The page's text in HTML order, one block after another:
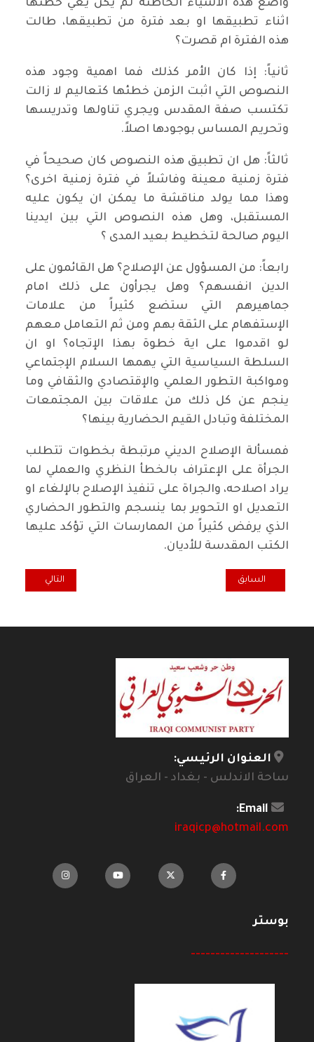
واضع هذه الاشياء الخاطئة لم يكن يعي خطئها
اثناء تطبيقها او بعد فترة من تطبيقها، طالت
هذه الفترة ام قصرت؟
ثانياً: إذا كان الأمر كذلك فما اهمية وجود هذه
النصوص التي اثبت الزمن خطئها كتعاليم لا زالت
تكتسب صفة المقدس ويجري تناولها وتدريسها
وتحريم المساس بوجودها اصلاً.
ثالثاً: هل ان تطبيق هذه النصوص كان صحيحاً في
فترة زمنية معينة وفاشلاً في فترة زمنية اخرى؟
وهذا مما يولد مناقشة ما يمكن ان يكون عليه
المستقبل، وهل هذه النصوص التي بين ايدينا
اليوم صالحة لتخطيط بعيد المدى ؟
رابعاً: من المسؤول عن الإصلاح؟ هل القائمون على
الدين انفسهم؟ وهل يجرأون على ذلك امام
جماهيرهم التي ستضع كثيراً من علامات
الإستفهام على الثقة بهم ومن ثم التعامل معهم
لو اقدموا على اية خطوة بهذا الإتجاه؟ او ان
السلطة السياسية التي يهمها السلام الإجتماعي
ومواكبة التطور العلمي والإقتصادي والثقافي وما
ينجم عن كل ذلك من علاقات بين المجتمعات
المختلفة وتبادل القيم الحضارية بينها؟
فمسألة الإصلاح الديني مرتبطة بخطوات تتطلب
الجرأة على الإعتراف بالخطأ النظري والعملي لما
يراد اصلاحه، والجراة على تنفيذ الإصلاح بالإلغاء او
التعديل او التحوير بما ينسجم والتطور الحضاري
الذي يرفض كثيراً من الممارسات التي تؤكد عليها
الكتب المقدسة للأديان.
المقال السابق: أوراق مبعثرة
السابق المقال التالي:
التالي
العنوان الرئيسي:
ساحة الاندلس - بغداد - العراق
Email:
iraqicp@hotmail.com
بوستر
--------------------